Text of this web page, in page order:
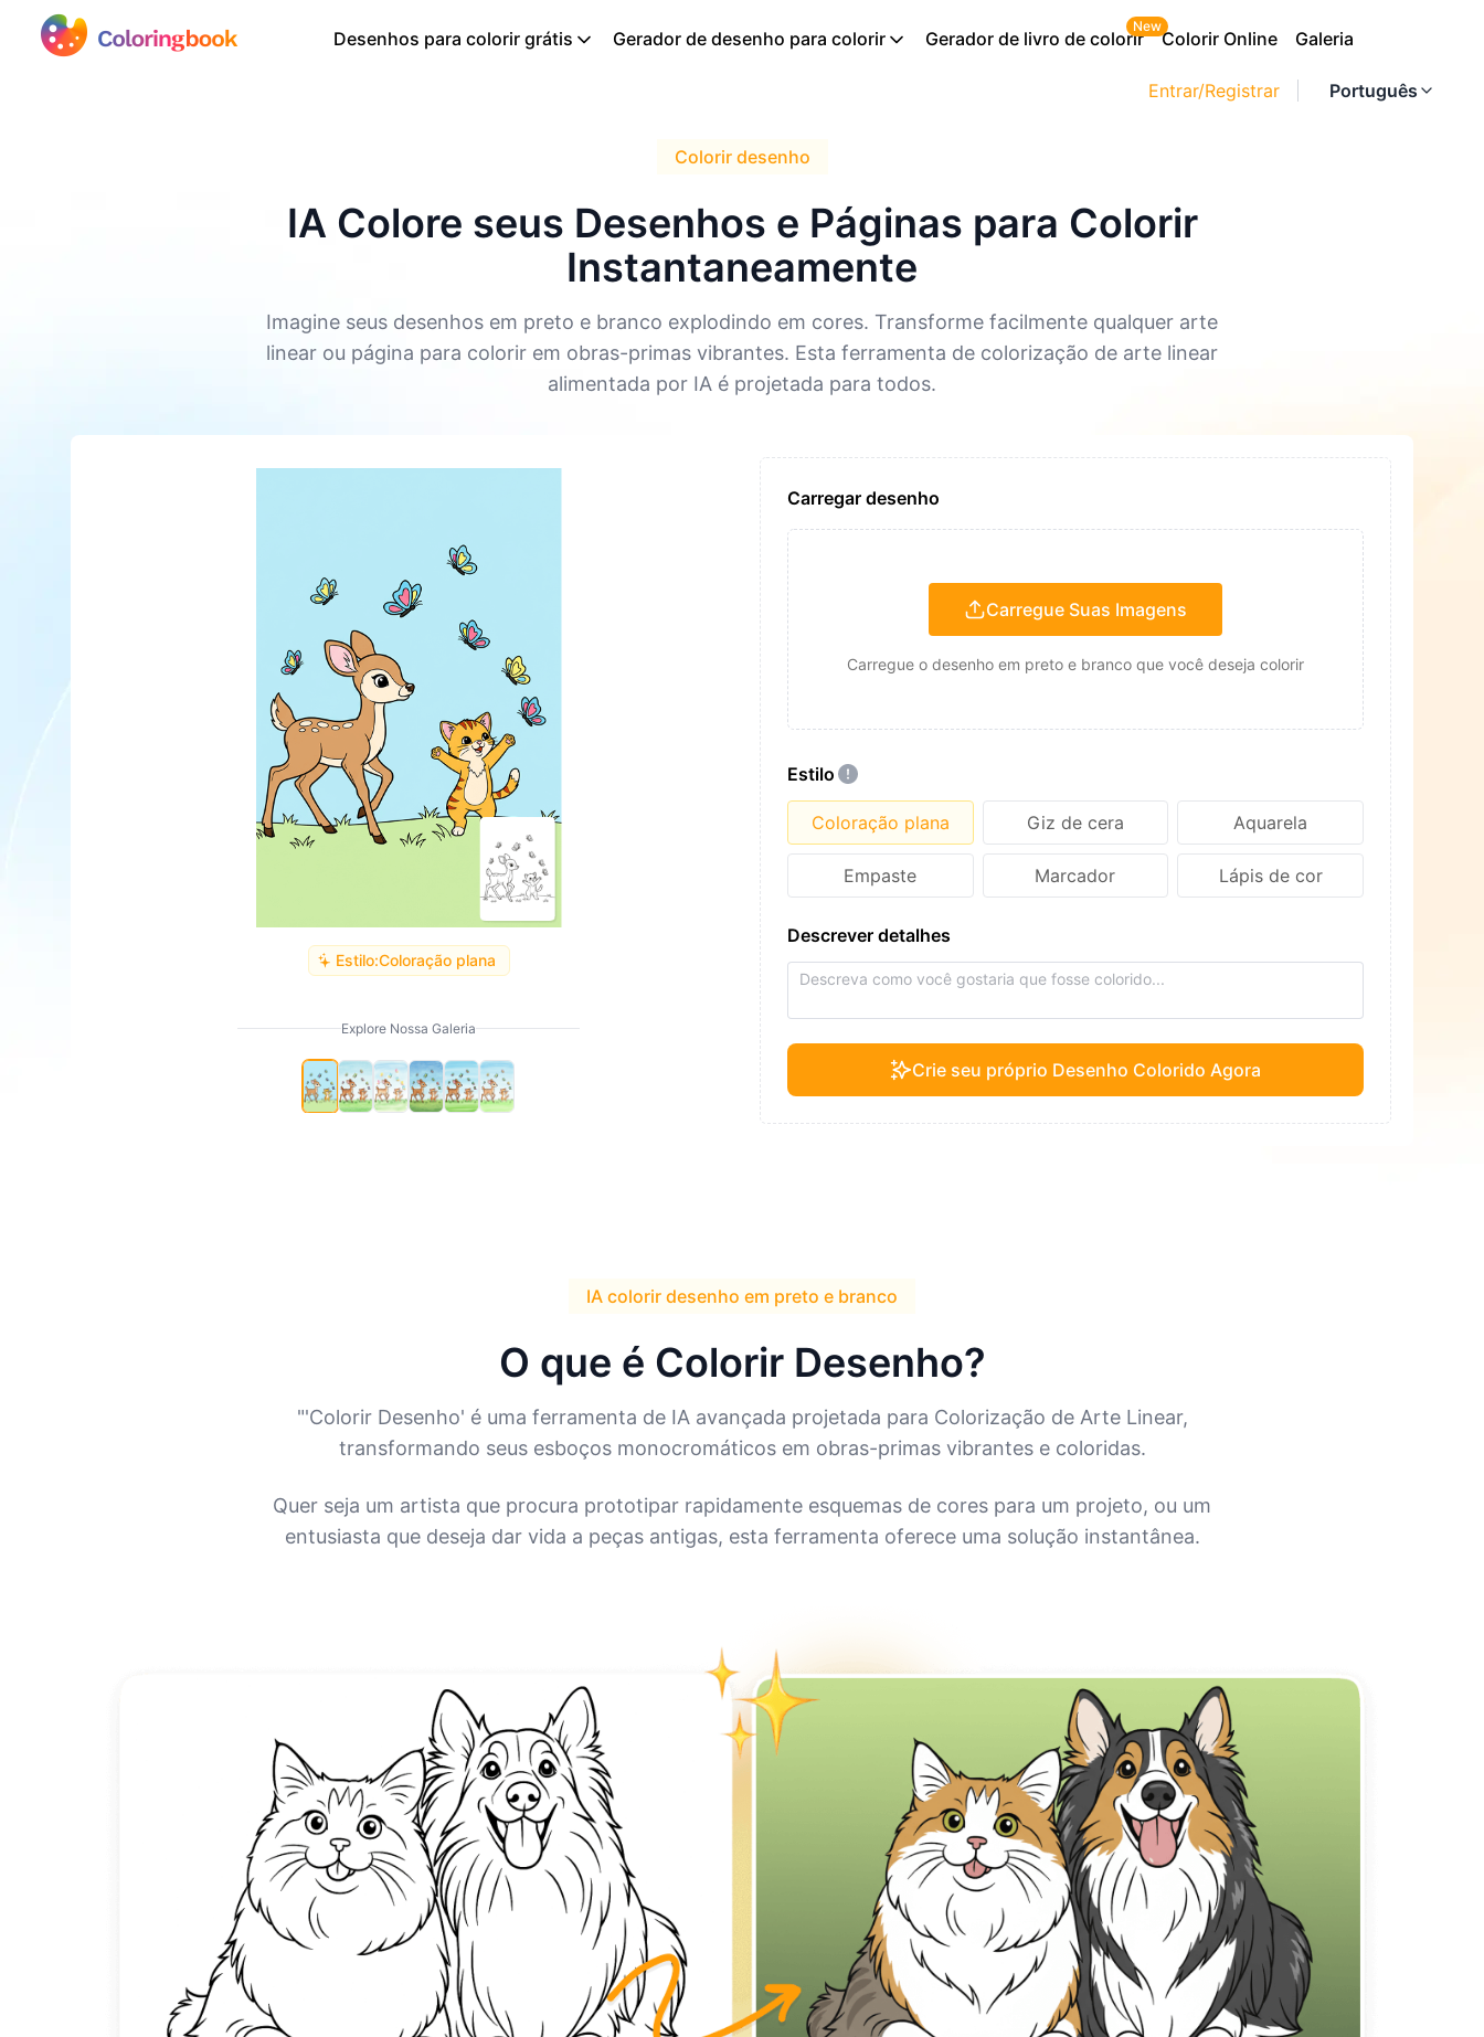
Entrar/Registrar Português
Desenhos para colorir grátis Gerador de desenho para colorir Gerador de livro de colorir
New
Colorir Online Galeria
Colorir desenho
IA Colore seus Desenhos e Páginas para Colorir
Instantaneamente
Imagine seus desenhos em preto e branco explodindo em cores. Transforme facilmente qualquer arte
linear ou página para colorir em obras-primas vibrantes. Esta ferramenta de colorização de arte linear
alimentada por IA é projetada para todos.
Estilo:Coloração plana
Explore Nossa Galeria
Carregar desenho
Carregue Suas Imagens
Carregue o desenho em preto e branco que você deseja colorir
Estilo
Coloração plana Giz de cera Aquarela
Empaste Marcador Lápis de cor
Descrever detalhes
Crie seu próprio Desenho Colorido Agora
IA colorir desenho em preto e branco
O que é Colorir Desenho?
"'Colorir Desenho' é uma ferramenta de IA avançada projetada para Colorização de Arte Linear,
transformando seus esboços monocromáticos em obras-primas vibrantes e coloridas.
Quer seja um artista que procura prototipar rapidamente esquemas de cores para um projeto, ou um
entusiasta que deseja dar vida a peças antigas, esta ferramenta oferece uma solução instantânea.